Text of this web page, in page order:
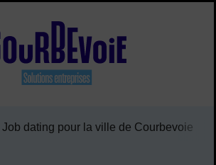
Site officiel de Courbevoie
site
Job dating pour la ville de Courbevoie